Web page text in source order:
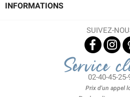
INFORMATIONS
SUIVEZ-
Service
02-40-45-25-
Prix d'un appel